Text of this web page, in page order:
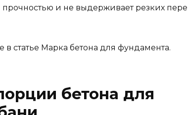
и не выдерживает резких
в статье Марка бетона для фундамента.
бетона для